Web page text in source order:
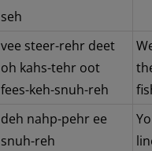
seh
vee steer-rehr deet
oh kahs-tehr oot
fees-keh-snuh-reh
deh nahp-pehr ee
snuh-reh